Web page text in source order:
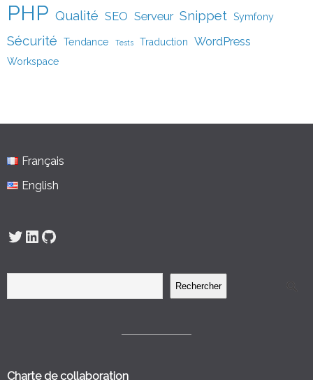
PHP Qualité SEO Serveur Snippet Symfony
Sécurité Tendance Tests Traduction WordPress
Workspace
Français
English
Twitter
LinkedIn
GitHub
Rechercher
Charte de collaboration